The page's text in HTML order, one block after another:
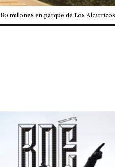
millones en parque de Los Alcarrizos